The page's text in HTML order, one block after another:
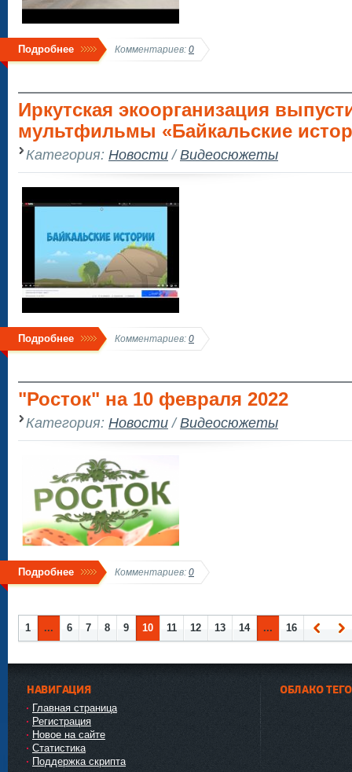
Подробнее Комментариев: 0
Иркутская экоорганизация
мультфильмы «Байкальские
Категория: Новости/Видеосюжеты
Подробнее Комментариев: 0
"Росток" на 10 февраля 2022
Категория: Новости/Видеосюжеты
Подробнее Комментариев: 0
1 ... 6 7 8 9 10 11 12 13 14 ...
16
НАВИГАЦИЯ
Главная страница
Регистрация
Новое на сайте
Статистика
Поддержка скрипта
ОБЛАКО